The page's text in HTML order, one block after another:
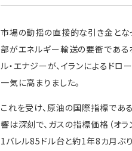
市場の動揺の直接的な引き金とな
部がエネルギー輸送の要衝である
ル・エナジーが、イランによるド
一気に高まりました。
これを受け、原油の国際指標で
響は深刻で、ガスの指標価格（オ
1バレル85ドル台と約1年8カ月ぶ